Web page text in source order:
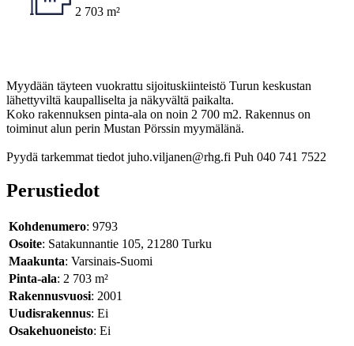
2 703 m²
Myydään täyteen vuokrattu sijoituskiinteistö Turun keskustan
lähettyviltä kaupalliselta ja näkyvältä paikalta.
Koko rakennuksen pinta-ala on noin 2 700 m2. Rakennus on
toiminut alun perin Mustan Pörssin myymälänä.
Pyydä tarkemmat tiedot juho.viljanen@rhg.fi Puh 040 741 7522
Perustiedot
Kohdenumero: 9793
Osoite: Satakunnantie 105, 21280 Turku
Maakunta: Varsinais-Suomi
Pinta-ala: 2 703 m²
Rakennusvuosi: 2001
Uudisrakennus: Ei
Osakehuoneisto: Ei